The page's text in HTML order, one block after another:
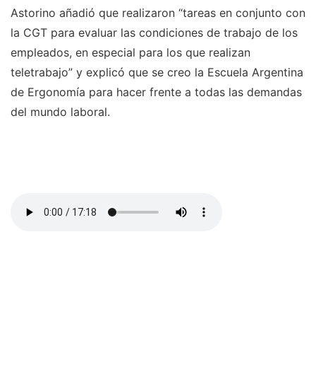
Astorino añadió que realizaron “tareas en conjunto con
la CGT para evaluar las condiciones de trabajo de los
empleados, en especial para los que realizan
teletrabajo” y explicó que se creo la Escuela Argentina
de Ergonomía para hacer frente a todas las demandas
del mundo laboral.